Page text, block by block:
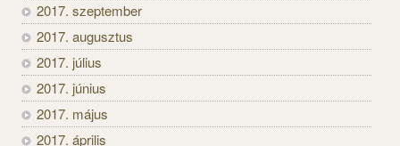
2017. szeptember
2017. augusztus
2017. július
2017. június
2017. május
2017. április